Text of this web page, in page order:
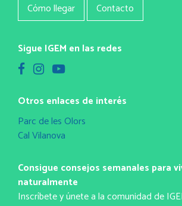
Cómo llegar
Contacto
Sigue IGEM en las redes
Otros enlaces de interés
Parc de les Olors
Cal Vilanova
Consigue consejos semanales para
naturalmente
Inscríbete y únete a la comunidad de